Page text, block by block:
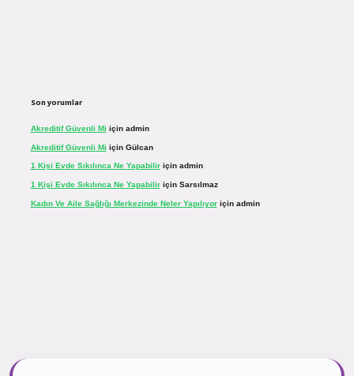
Son yorumlar
Akreditif Güvenli Mi için admin
Akreditif Güvenli Mi için Gülcan
1 Kişi Evde Sıkılınca Ne Yapabiliriçin admin
1 Kişi Evde Sıkılınca Ne Yapabiliriçin Sarsılmaz
Kadın Ve Aile Sağlığı Merkezinde Neler Yapılıyoriçin admin